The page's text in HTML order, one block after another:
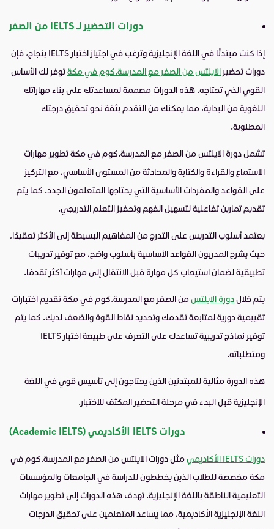
دورات التحضير لـ IELTS من الص فر
إذا كنت مبتدئًا في اللغة الإنجليزية وترغب في اجتياز اختبار IELTS بنجاح، فإن
دورات تحضير الايلتس من الصفر مع المدرسة.كوم في مكةتوفر لك الأساس
القوي الذي تحتاجه. هذه الدورات مصممة لمساعدتك على بناء مهاراتك
اللغوية من البداية، مما يمكنك من التقدم بثقة نحو تحقيق درجتك
المطلوبة.
تشمل دورة الايلتس من الصفر مع المدرسة.كوم في مكة تطوير مهارات
الاستماع والقراءة والكتابة والمحادثة من المستوى الأساسي، مع التركيز
على القواعد والمفردات الأساسية التي يحتاجها المتعلمون الجدد. كما يتم
تقديم تمارين تفاعلية لتسهيل الفهم وتحفيز التعلم التدريجي.
يعتمد أسلوب التدريس على التدرج من المفاهيم البسيطة إلى الأكثر تعقيدًا،
حيث يشرح المدربون القواعد الأساسية بأسلوب واضح، مع توفير تدريبات
تطبيقية لضمان استيعاب كل مهارة قبل الانتقال إلى مهارات أكثر تقدمًا.
يتم خلالدورة الايلتسمن الصفر مع المدرسة.كوم في مكة تقديم اختبارات
تقييمية دورية لمتابعة تقدمك وتحديد نقاط القوة والضعف لديك. كما يتم
توفير نماذج تدريبية تساعدك على التعرف على طبيعة اختبار IELTS
ومتطلباته.
هذه الدورة مثالية للمبتدئين الذين يحتاجون إلى تأسيس قوي في اللغة
الإنجليزية قبل البدء في مرحلة التحضير المكثف للاختبار.
دورات IELTS الأكاديمي (Academic IELTS)
دورات IELTS الأكاديمي
مثل دورات الايلتس من الصفر مع المدرسة.كوم في
مكة مخصصة للطلاب الذين يخططون للدراسة في الجامعات والمؤسسات
التعليمية الناطقة باللغة الإنجليزية. تهدف هذه الدورات إلى تطوير مهارات
اللغة الإنجليزية الأكاديمية، مما يساعد المتعلمين على تحقيق الدرجات